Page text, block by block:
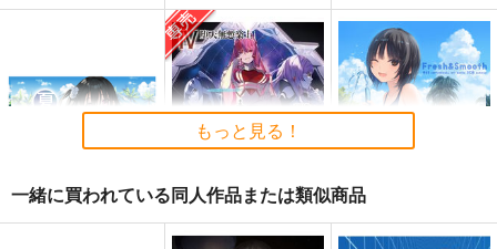
もっと見る！
一緒に買われている同人作品または類似商品